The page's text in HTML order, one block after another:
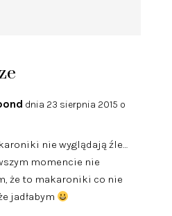
dnia 23 sierpnia 2015 o
nie wyglądają źle…
momencie nie
że to makaroniki co nie
jadłabym